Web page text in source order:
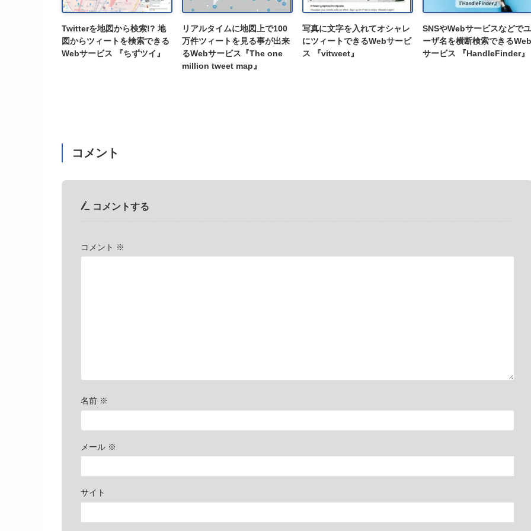
Twitterを地図から検索!? 地
図からツィートを検索できる
Webサービス 『ちずツイ』
リアルタイムに地図上で100
万件ツィートを見る事が出来
るWebサービス『The one
million tweet map』
写真に文字を入れてオシャレ
にツィートできるWebサービ
ス 『vitweet』
SNSやWebサービスなどでユ
ーザ名を横断検索できるWeb
サービス 『HandleFinder』
コメント
コメントする
コメント ※
名前 ※
メール ※
サイト